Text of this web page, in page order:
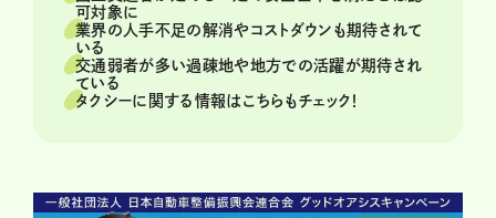
可対象に
業界の人手不足の解消やコストダウンも期待されて
いる
交通弱者が多い過疎地や地方での活躍が期待され
ている
タクシーに関する情報はこちらもチェック！